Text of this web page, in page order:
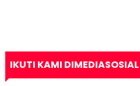
IKUTI KAMI DIMEDIASOSIAL